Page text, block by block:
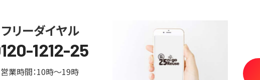
フリーダイヤル
1212-25
営業時間：10時～19時